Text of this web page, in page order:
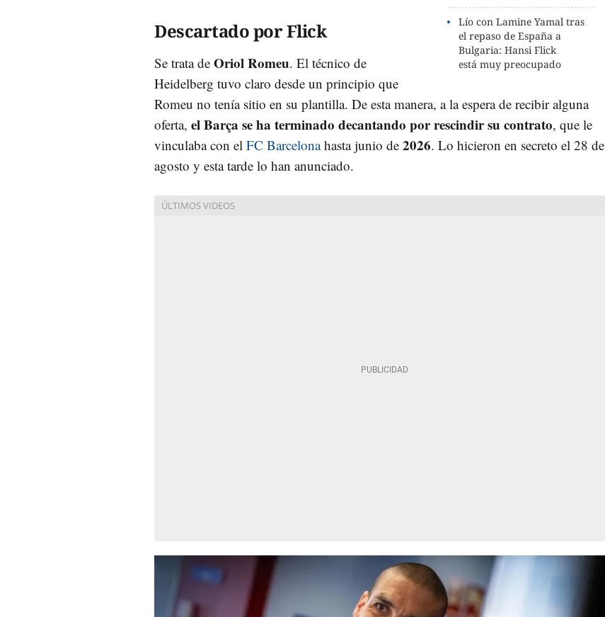
Lío con Lamine Yamal tras
el repaso de España a
Bulgaria: Hansi Flick
está muy preocupado
Descartado por Flick
Se trata de Oriol Romeu. El técnico de
Heidelberg tuvo claro desde un principio que
Romeu no tenía sitio en su plantilla. De esta manera, a la espera de recibir alguna
oferta, el Barça se ha terminado decantando por rescindir su contrato, que le
vinculaba con el FC Barcelonahasta junio de 2026. Lo hicieron en secreto el 28 de
agosto y esta tarde lo han anunciado.